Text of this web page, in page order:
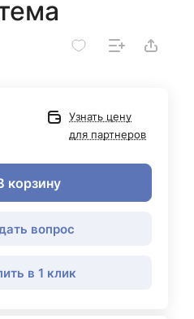
Узнать цену
для партнеров
корзину
вопрос
в 1 клик